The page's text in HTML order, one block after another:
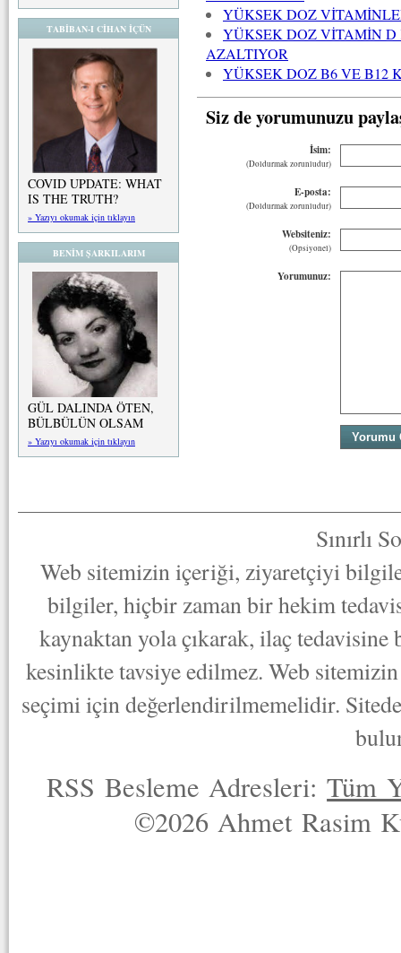
TABİBAN-I CİHAN İÇÜN
COVID UPDATE: WHAT
IS THE TRUTH?
» Yazıyı okumak için tıklayın
BENİM ŞARKILARIM
GÜL DALINDA ÖTEN,
BÜLBÜLÜN OLSAM
» Yazıyı okumak için tıklayın
YÜKSEK DOZ
YÜKSEK DOZ VİTAMİN
AZALTIYOR
YÜKSEK DOZ B6 VE B12
Siz de yorumunuzu
İsim:
(Doldurmak zorunludur)
E-posta:
(Doldurmak zorunludur)
Websiteniz:
(Opsiyonel)
Yorumunuz:
Sınırlı
Web sitemizin içeriği, ziyaretçiyi
bilgiler, hiçbir zaman bir hekim
kaynaktan yola çıkarak, ilaç
kesinlikte tavsiye edilmez. Web
seçimi için değerlendirilmemelidir.
RSS Besleme Adresleri:Tüm
©2026 Ahmet Rasim